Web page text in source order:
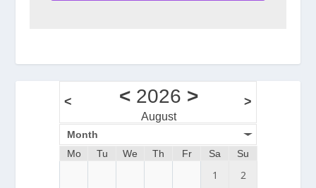
< <2026 >
August
>
Month
Mo
Tu We Th Fr Sa Su
1 2